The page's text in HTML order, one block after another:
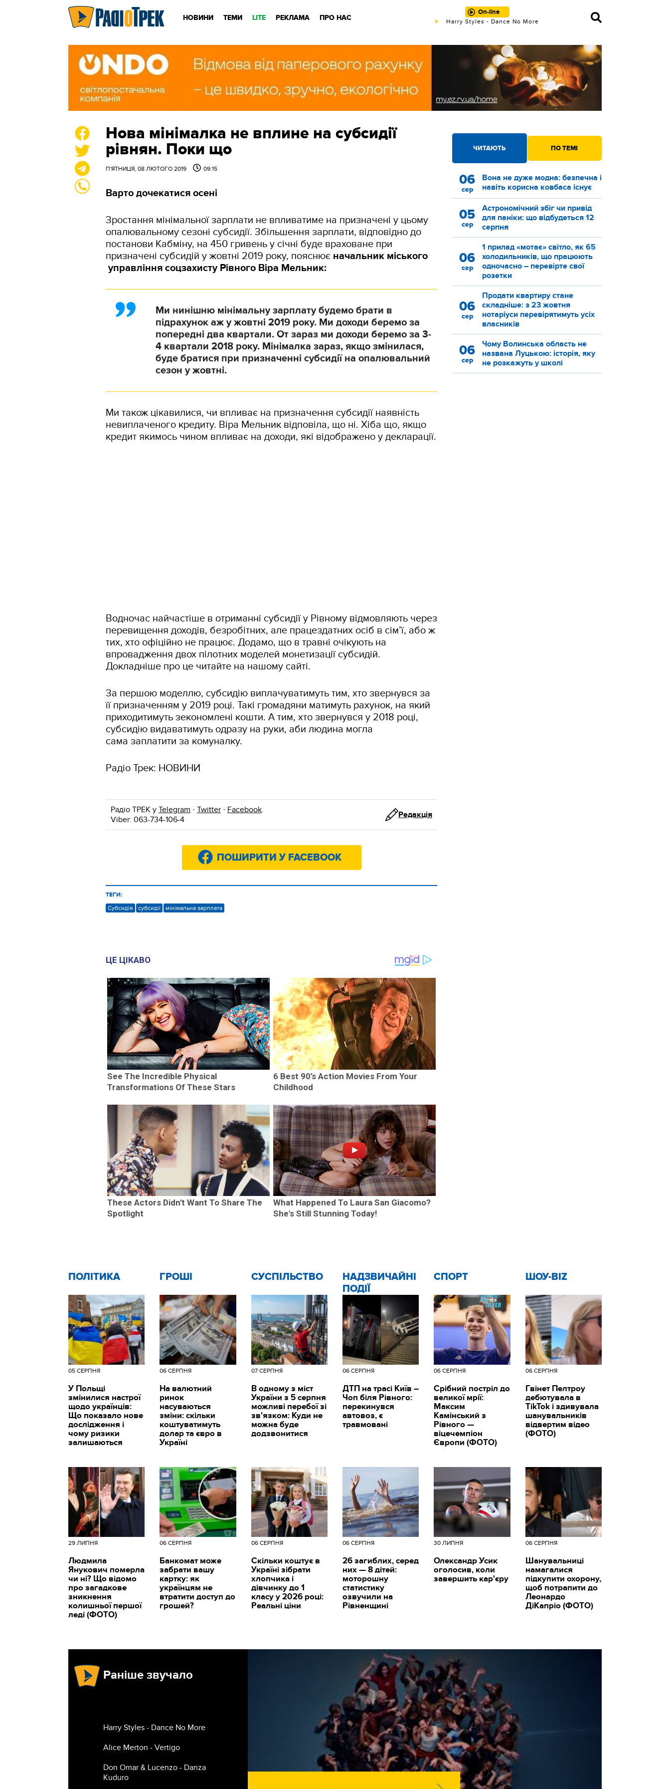
НОВИНИ ТЕМИ LITE РЕКЛАМА ПРО НАС
On-line
Harry Styles - Dance No More
Нова мінімалка не вплине на субсидії
рівнян. Поки що
П'ЯТНИЦЯ, 08 ЛЮТОГО 2019 09:15
Варто дочекатися осені
Зростання мінімальної зарплати не впливатиме на призначені у цьому
опалювальному сезоні субсидії. Збільшення зарплати, відповідно до
постанови Кабміну, на 450 гривень у січні буде враховане при
призначені субсидій у жовтні 2019 року, пояснює начальник міського
управління соцзахисту Рівного Віра Мельник:
Ми нинішню мінімальну зарплату будемо брати в
підрахунок аж у жовтні 2019 року. Ми доходи беремо за
попередні два квартали. От зараз ми доходи беремо за 3-
4 квартали 2018 року. Мінімалка зараз, якщо змінилася,
буде братися при призначенні субсидії на опалювальний
сезон у жовтні.
Ми також цікавилися, чи впливає на призначення субсидії наявність
невиплаченого кредиту. Віра Мельник відповіла, що ні. Хіба що, якщо
кредит якимось чином впливає на доходи, які відображено у декларації.
Водночас найчастіше в отриманні субсидії у Рівному відмовляють через
перевищення доходів, безробітних, але працездатних осіб в сім’ї, або ж
тих, хто офіційно не працює. Додамо, що в травні очікують на
впровадження двох пілотних моделей монетизації субсидій.
Докладніше про це читайте на нашому сайті.
За першою моделлю, субсидію виплачуватимуть тим, хто звернувся за
її призначенням у 2019 році. Такі громадяни матимуть рахунок, на який
приходитимуть зекономлені кошти. А тим, хто звернувся у 2018 році,
субсидію видаватимуть одразу на руки, аби людина могла
сама заплатити за комуналку.
Радіо Трек: НОВИНИ
Радіо ТРЕК у Telegram · Twitter · Facebook.
Viber: 063-734-106-4
Редакція
ПОШИРИТИ У FACEBOOK
ТЕГИ:
Субсидія субсидії мінімальна зарплата
ЧИТАЮТЬ ПО ТЕМІ
06
сер
Вона не дуже модна: безпечна і
навіть корисна ковбаса існує
05
сер
Астрономічний збіг чи привід
для паніки: що відбудеться 12
серпня
06
сер
1 прилад «мотає» світло, як 65
холодильників, що працюють
одночасно – перевірте свої
розетки
06
сер
Продати квартиру стане
складніше: з 23 жовтня
нотаріуси перевірятимуть усіх
власників
06
сер
Чому Волинська область не
названа Луцькою: історія, яку
не розкажуть у школі
ЦЕ ЦІКАВО
See The Incredible Physical
Transformations Of These Stars
6 Best 90’s Action Movies From Your
Childhood
These Actors Didn't Want To Share The
Spotlight
What Happened To Laura San Giacomo?
She's Still Stunning Today!
ПОЛІТИКА
05 СЕРПНЯ
У Польщі
змінилися настрої
щодо українців:
Що показало нове
дослідження і
чому ризики
залишаються
ГРОШІ
06 СЕРПНЯ
На валютний
ринок
насуваються
зміни: скільки
коштуватимуть
долар та євро в
Україні
CУСПІЛЬСТВО
07 СЕРПНЯ
В одному з міст
України з 5 серпня
можливі перебої зі
зв'язком: Куди не
можна буде
додзвонитися
НАДЗВИЧАЙНІ
ПОДІЇ
06 СЕРПНЯ
ДТП на трасі Київ –
Чоп біля Рівного:
перекинувся
автовоз, є
травмовані
СПОРТ
06 СЕРПНЯ
Срібний постріл до
великої мрії:
Максим
Камінський з
Рівного —
віцечемпіон
Європи (ФОТО)
ШОУ-BIZ
06 СЕРПНЯ
Гвінет Пелтроу
дебютувала в
TikTok і здивувала
шанувальників
відвертим відео
(ФОТО)
29 ЛИПНЯ
Людмила
Янукович померла
чи ні? Що відомо
про загадкове
зникнення
колишньої першої
леді (ФОТО)
06 СЕРПНЯ
Банкомат може
забрати вашу
картку: як
українцям не
втратити доступ до
грошей?
06 СЕРПНЯ
Скільки коштує в
Україні зібрати
хлопчика і
дівчинку до 1
класу у 2026 році:
Реальні ціни
06 СЕРПНЯ
26 загиблих, серед
них — 8 дітей:
моторошну
статистику
озвучили на
Рівненщині
30 ЛИПНЯ
Олександр Усик
оголосив, коли
завершить кар'єру
06 СЕРПНЯ
Шанувальниці
намагалися
підкупити охорону,
щоб потрапити до
Леонардо
ДіКапріо (ФОТО)
Раніше звучало
Harry Styles - Dance No More
Alice Merton - Vertigo
Don Omar & Lucenzo - Danza
Kuduro